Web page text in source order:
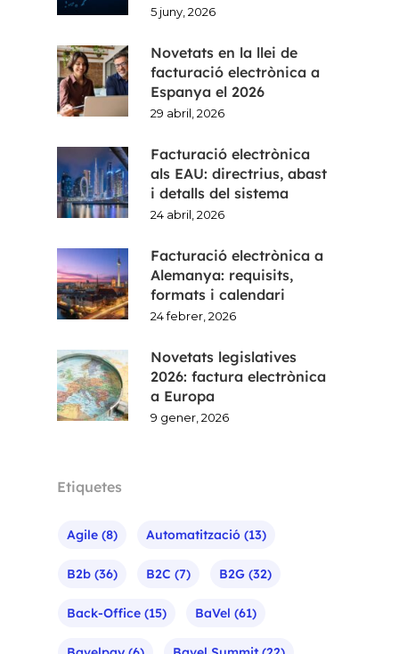
5 juny, 2026
Novetats en la llei de
facturació electrònica a
Espanya el 2026
29 abril, 2026
Facturació electrònica
als EAU: directrius, abast
i detalls del sistema
24 abril, 2026
Facturació electrònica a
Alemanya: requisits,
formats i calendari
24 febrer, 2026
Novetats legislatives
2026: factura electrònica
a Europa
9 gener, 2026
Etiquetes
Agile (8) Automatització (13)
B2b (36) B2C (7) B2G (32)
Back-Office (15) BaVel (61)